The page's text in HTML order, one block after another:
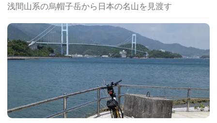
浅間山系の烏帽子岳から日本の名山を見渡す